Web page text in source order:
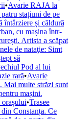
•Avarie RAJA la
stațiuni de pe
întârziere și căldură
cu mașina într-
Artista a scăpat
de nataţie: Simt
să
Pod al lui
rară•Avarie
multe străzi sunt
mașini.
•Trasee
Constanța. Ce